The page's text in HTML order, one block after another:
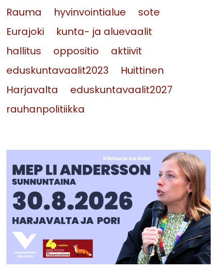
Rauma
hyvinvointialue
sote
Eurajoki
kunta- ja aluevaalit
hallitus
oppositio
aktiivit
eduskuntavaalit2023
Huittinen
Harjavalta
eduskuntavaalit2027
rauhanpolitiikka